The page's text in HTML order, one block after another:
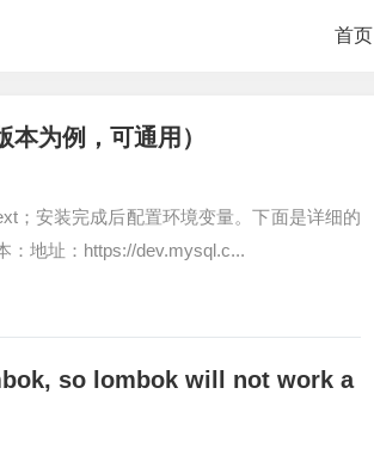
首页
为例，可通用）
；安装完成后配置环境变量。下面是详细的
：地址：https://dev.mysql.c...
so lombok will not work a